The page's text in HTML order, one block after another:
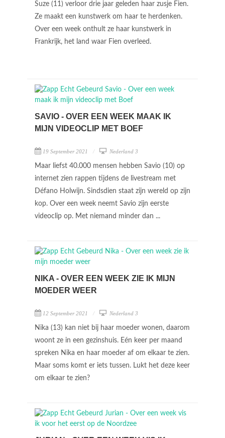
Suze (11) verloor drie jaar geleden haar zusje Fien.
Ze maakt een kunstwerk om haar te herdenken.
Over een week onthult ze haar kunstwerk in
Frankrijk, het land waar Fien overleed.
SAVIO - OVER EEN WEEK MAAK IK
MIJN VIDEOCLIP MET BOEF
19 September 2021 Nederland 3
Maar liefst 40.000 mensen hebben Savio (10) op
internet zien rappen tijdens de livestream met
Défano Holwijn. Sindsdien staat zijn wereld op zijn
kop. Over een week neemt Savio zijn eerste
videoclip op. Met niemand minder dan ...
NIKA - OVER EEN WEEK ZIE IK MIJN
MOEDER WEER
12 September 2021 Nederland 3
Nika (13) kan niet bij haar moeder wonen, daarom
woont ze in een gezinshuis. Eén keer per maand
spreken Nika en haar moeder af om elkaar te zien.
Maar soms komt er iets tussen. Lukt het deze keer
om elkaar te zien?